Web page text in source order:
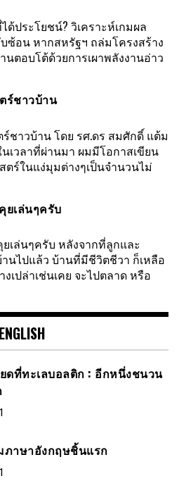
ด้ประโยชน์? วิเคราะห์เกมผล
ซ้อน หากสหรัฐฯ ถล่มโครงสร้าง
ตอบโต้ด้วยการเผาพลังงานอ่าว
ร์ชาวบ้าน
ร์ชาวบ้าน โดย รศ.ดร สมศักดิ์ แต้ม
เวลาที่ผ่านมา ผมมีโอกาสเขียน
ตร์ในแง่มุมต่างๆเป็นจำนวนไม่
ยเล่นๆครับ
ยเล่นๆครับ หลังจากที่ลูกและ
นไปแล้ว บ้านที่มีชีวิตชีวา ก็เหลือ
เปล่าเช่นเคย จะไปตลาด หรือ
ENGLISH
ดที่ทะเลบอลติก : อีกหนึ่งชนวน
ภาษาอังกฤษชิ้นแรก